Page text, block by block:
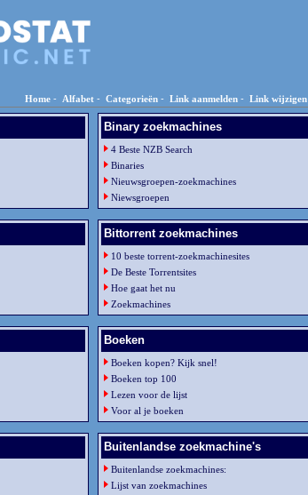
Home - Alfabet - Categorieën - Link aanmelden - Link wijzigen
Binary zoekmachines
4 Beste NZB Search
Binaries
Nieuwsgroepen-zoekmachines
Niewsgroepen
Bittorrent zoekmachines
10 beste torrent-zoekmachinesites
De Beste Torrentsites
Hoe gaat het nu
Zoekmachines
Boeken
Boeken kopen? Kijk snel!
Boeken top 100
Lezen voor de lijst
Voor al je boeken
Buitenlandse zoekmachine's
Buitenlandse zoekmachines:
Lijst van zoekmachines